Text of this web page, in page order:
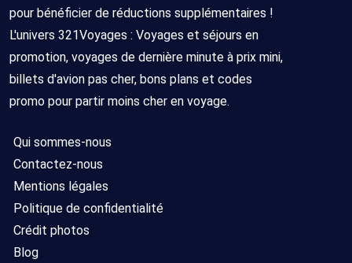
pour bénéficier de réductions supplémentaires !
L'univers 321Voyages : Voyages et séjours en
promotion, voyages de dernière minute à prix mini,
billets d'avion pas cher, bons plans et codes
promo pour partir moins cher en voyage.
Qui sommes-nous
Contactez-nous
Mentions légales
Politique de confidentialité
Crédit photos
Blog